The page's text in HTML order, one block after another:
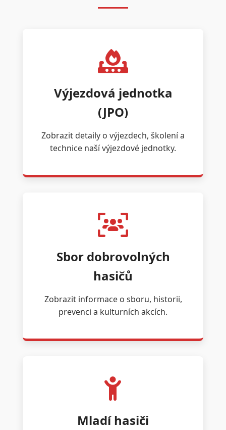
Výjezdová jednotka
(JPO)
Zobrazit detaily o výjezdech, školení a
technice naší výjezdové jednotky.
Sbor dobrovolných
hasičů
Zobrazit informace o sboru, historii,
prevenci a kulturních akcích.
Mladí hasiči